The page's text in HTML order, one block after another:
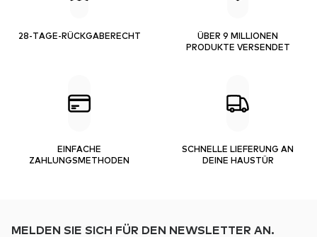
28-TAGE-RÜCKGABERECHT
ÜBER 9 MILLIONEN
PRODUKTE VERSENDET
EINFACHE
ZAHLUNGSMETHODEN
SCHNELLE LIEFERUNG AN
DEINE HAUSTÜR
MELDEN SIE SICH FÜR DEN NEWSLETTER AN.